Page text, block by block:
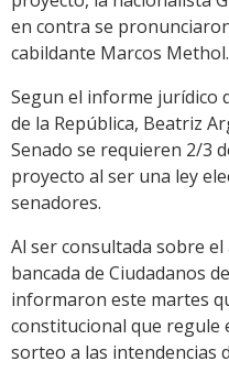
en contra se
cabildante Marcos Methol.
Segun el informe jurídico
de la República, Beatriz
Senado se requieren 2/3
proyecto al ser una ley
senadores.
Al ser consultada sobre
bancada de Ciudadanos
informaron este martes
constitucional que regule
sorteo a las intendencias